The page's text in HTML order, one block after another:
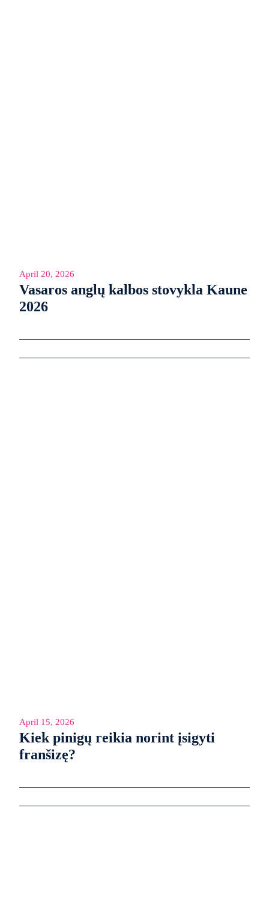
April 20, 2026
Vasaros anglų kalbos stovykla Kaune
2026
April 15, 2026
Kiek pinigų reikia norint įsigyti
franšizę?